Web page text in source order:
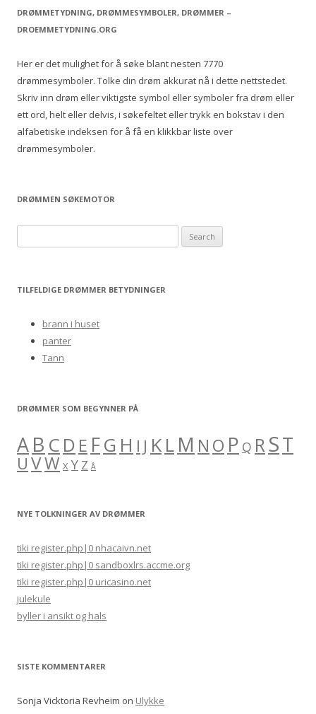
r
c
f
o
r
DRØMMETYDNING, DRØMMESYMBOLER, DRØMMER –
DROEMMETYDNING.ORG
Her er det mulighet for å søke blant nesten 7770
drømmesymboler. Tolke din drøm akkurat nå i dette nettstedet.
Skriv inn drøm eller viktigste symbol eller symboler fra drøm eller
ett ord, helt eller delvis, i søkefeltet eller trykk en bokstav i den
alfabetiske indeksen for å få en klikkbar liste over
drømmesymboler.
DRØMMEN SØKEMOTOR
e
rTILFELDIGE DRØMMER BETYDNINGER
brann i huset
panter
Tann
DRØMMER SOM BEGYNNER PÅ
AB C D E FG H I J KLM N O P Q RST
U VW X Y Z Å
NYE TOLKNINGER AV DRØMMER
tiki register.php|0 nhacaivn.net
tiki register.php|0 sandboxlrs.accme.org
tiki register.php|0 uricasino.net
julekule
byller i ansikt og hals
SISTE KOMMENTARER
Sonja Vicktoria Revheim on Ulykke